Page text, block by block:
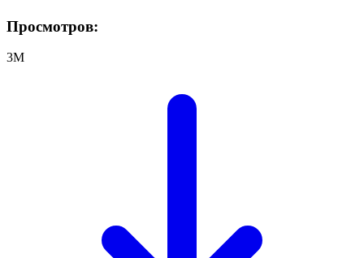
Просмотров:
3M